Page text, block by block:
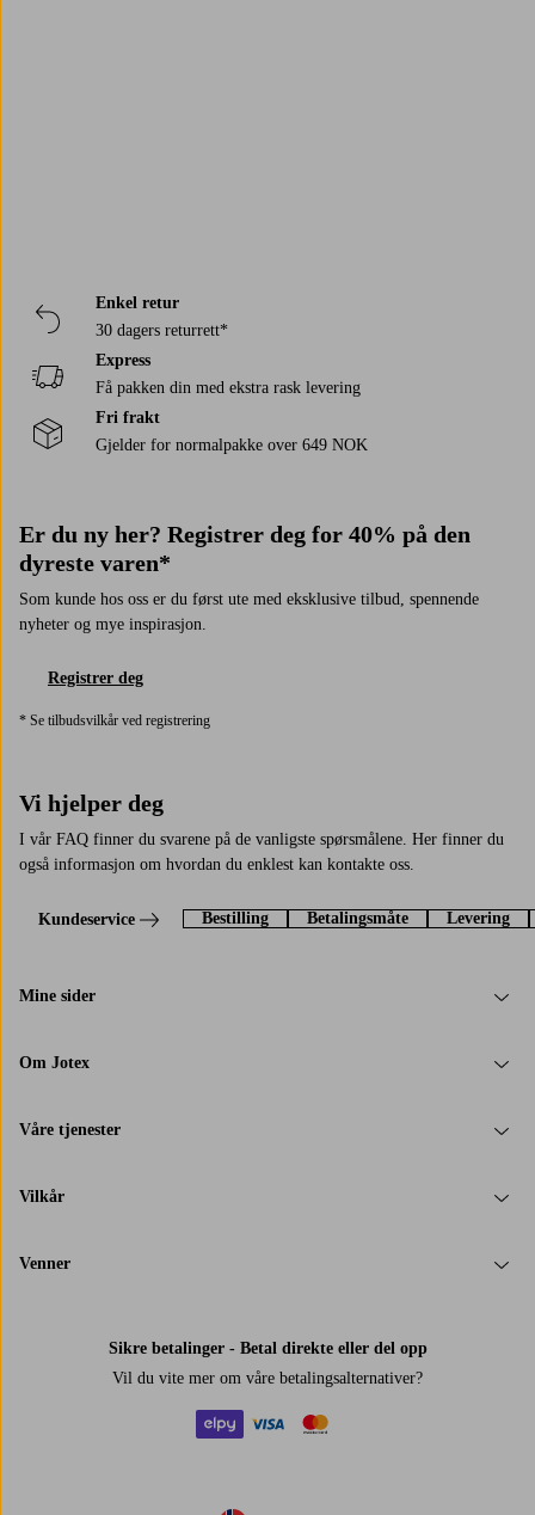
Enkel retur
30 dagers returrett*
Express
Få pakken din med ekstra rask levering
Fri frakt
Gjelder for normalpakke over 649 NOK
Er du ny her? Registrer deg for 40% på den
dyreste varen*
Som kunde hos oss er du først ute med eksklusive tilbud, spennende
nyheter og mye inspirasjon.
Registrer deg
* Se tilbudsvilkår ved registrering
Vi hjelper deg
I vår FAQ finner du svarene på de vanligste spørsmålene. Her finner du
også informasjon om hvordan du enklest kan kontakte oss.
Kundeservice Bestilling Betalingsmåte Levering
Mine sider
Om Jotex
Våre tjenester
Vilkår
Venner
Sikre betalinger - Betal direkte eller del opp
Vil du vite mer om våre betalingsalternativer?